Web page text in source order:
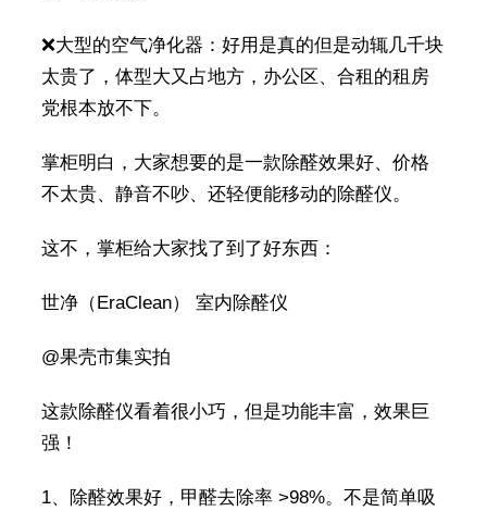
❌大型的空气净化器：好用是真的但是动辄几千块
太贵了，体型大又占地方，办公区、合租的租房
党根本放不下。
掌柜明白，大家想要的是一款除醛效果好、价格
不太贵、静音不吵、还轻便能移动的除醛仪。
这不，掌柜给大家找了到了好东西：
世净（EraClean） 室内除醛仪
@果壳市集实拍
这款除醛仪看着很小巧，但是功能丰富，效果巨
强！
1、除醛效果好，甲醛去除率 >98%。不是简单吸